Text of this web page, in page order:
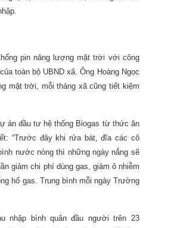
pin năng lượng mặt trời với công
toàn bộ UBND xã. Ông Hoàng Ngọc
mặt trời, mỗi tháng xã cũng tiết kiệm
án đầu tư hệ thống Biogas từ thức ăn
“Trước đây khi rửa bát, đĩa các cô
nước nóng thì những ngày nắng sẽ
giảm chi phí dùng gas, giảm ô nhiễm
hố gas. Trung bình mỗi ngày Trường
nhập bình quân đầu người trên 23